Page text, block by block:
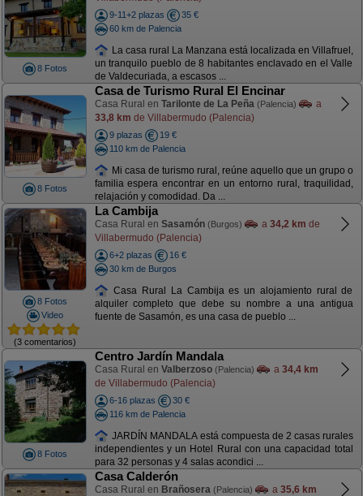
8 Fotos
9-11+2 plazas
35 €
60 km de Palencia
La casa rural La Manzana está localizada en Villafruel,
un tranquilo pueblo de 8 habitantes enclavado en el Valle
de Valdecuriada, a escasos ...
8 Fotos
Casa de Turismo Rural El Encinar
Casa Rural en Tarilonte de La Peña (Palencia)
a
33,8 km de Villabermudo (Palencia)
9 plazas
19 €
110 km de Palencia
Mi casa de turismo rural, reúne aquello que un grupo o
familia espera encontrar en un entorno rural, traquilidad,
relajación y comodidad. Da ...
8 Fotos
Video
(3 comentarios)
La Cambija
Casa Rural en Sasamón (Burgos) a 34,2 km de
Villabermudo (Palencia)
6+2 plazas
16 €
30 km de Burgos
Casa Rural La Cambija es un alojamiento rural de
alquiler completo que debe su nombre a una antigua
fuente de Sasamón, es una casa de pueblo ...
8 Fotos
Centro Jardín Mandala
Casa Rural en Valberzoso (Palencia) a 34,4 km
de Villabermudo (Palencia)
6-16 plazas
30 €
116 km de Palencia
JARDÍN MANDALA está compuesta de 2 casas rurales
independientes y un Hotel Rural con una capacidad total
para 32 personas y 4 salas acondici ...
Casa Calderón
Casa Rural en Brañosera (Palencia) a 35,6 km